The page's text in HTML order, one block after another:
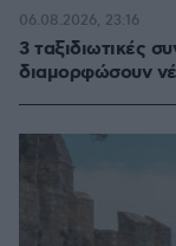
3 ταξιδιωτικές
διαμορφώσουν
06.08.2026, 23:16